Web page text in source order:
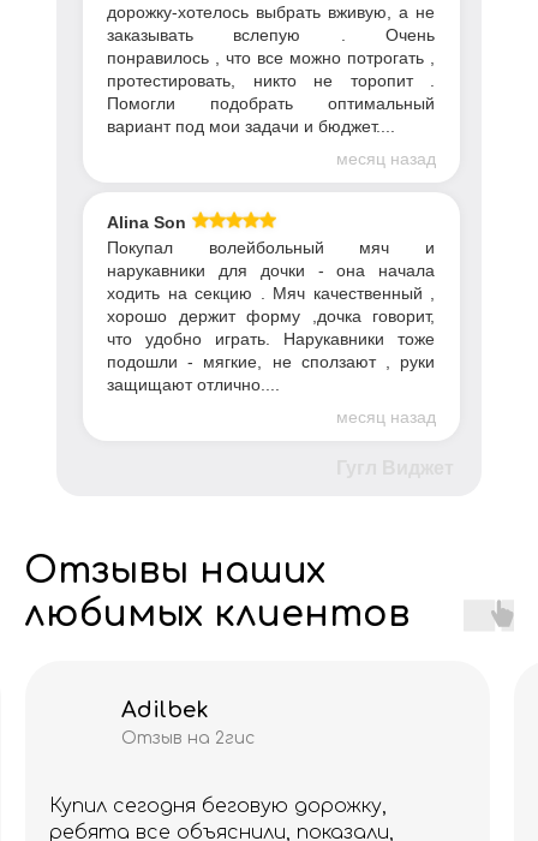
дорожку-хотелось выбрать вживую, а не
заказывать вслепую . Очень
понравилось , что все можно потрогать ,
протестировать, никто не торопит .
Помогли подобрать оптимальный
вариант под мои задачи и бюджет....
месяц назад
Alina Son
Покупал волейбольный мяч и
нарукавники для дочки - она начала
ходить на секцию . Мяч качественный ,
хорошо держит форму ,дочка говорит,
что удобно играть. Нарукавники тоже
подошли - мягкие, не сползают , руки
защищают отлично....
месяц назад
Отзывы наших
любимых клиентов
Adilbek
Отзыв на 2гис
Купил сегодня беговую дорожку,
ребята все объяснили, показали,